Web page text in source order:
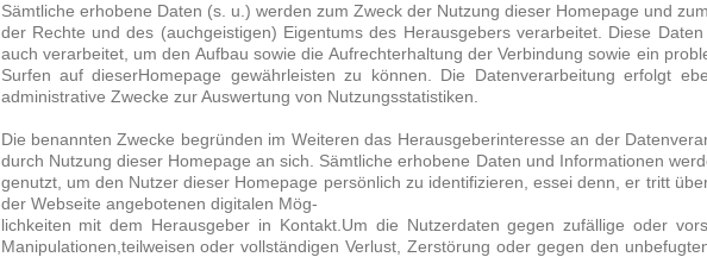
Sämtliche erhobene Daten (s. u.) werden zum Zweck der Nutzung dieser Homepage und
der Rechte und des (auchgeistigen) Eigentums des Herausgebers verarbeitet. Diese Daten
auch verarbeitet, um den Aufbau sowie die Aufrechterhaltung der Verbindung sowie ein
Surfen auf dieserHomepage gewährleisten zu können. Die Datenverarbeitung erfolgt
administrative Zwecke zur Auswertung von Nutzungsstatistiken.
Die benannten Zwecke begründen im Weiteren das Herausgeberinteresse an der
durch Nutzung dieser Homepage an sich. Sämtliche erhobene Daten und Informationen
genutzt, um den Nutzer dieser Homepage persönlich zu identifizieren, essei denn, er tritt
der Webseite angebotenen digitalen Mög-
lichkeiten mit dem Herausgeber in Kontakt.Um die Nutzerdaten gegen zufällige oder
Manipulationen,teilweisen oder vollständigen Verlust, Zerstörung oder gegen den